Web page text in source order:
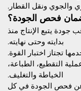
والجوي ونقل القطار.
فحص الجودة؟
جودة يتبع الإنتاج منذ
بدايته وحتى نهايته.
تجتاز اختبار القوة.
التقطيع، الطباعة،
الخياطة والتغليف.
فحص الجودة في كل